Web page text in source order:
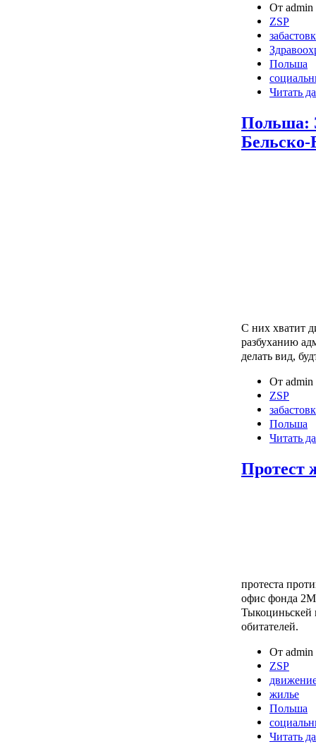
От admin
ZSP
Польша
Читать
Польша:
Бельско-
С них хватит
разбуханию
делать вид,
От admin
ZSP
Польша
Читать
Протест
протеста
офис фонда
Тыкоциньскей
обитателей.
От admin
ZSP
жилье
Польша
Читать